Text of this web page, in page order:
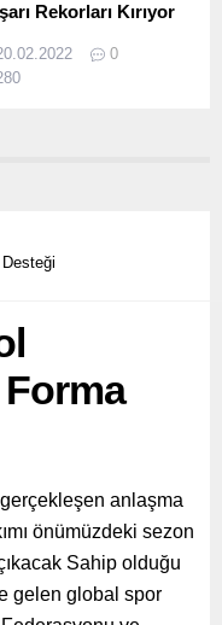
Rekorları Kırıyor
Başkent’te bilim
gelişmesi
0
Forma
anlaşma
önümüzdeki sezon
Sahip olduğu
gelen global spor